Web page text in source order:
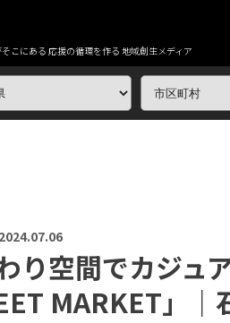
こにある 応援の循環を作る 地域創生メディア
2024.07.06
り空間でカジュ
MARKET」｜